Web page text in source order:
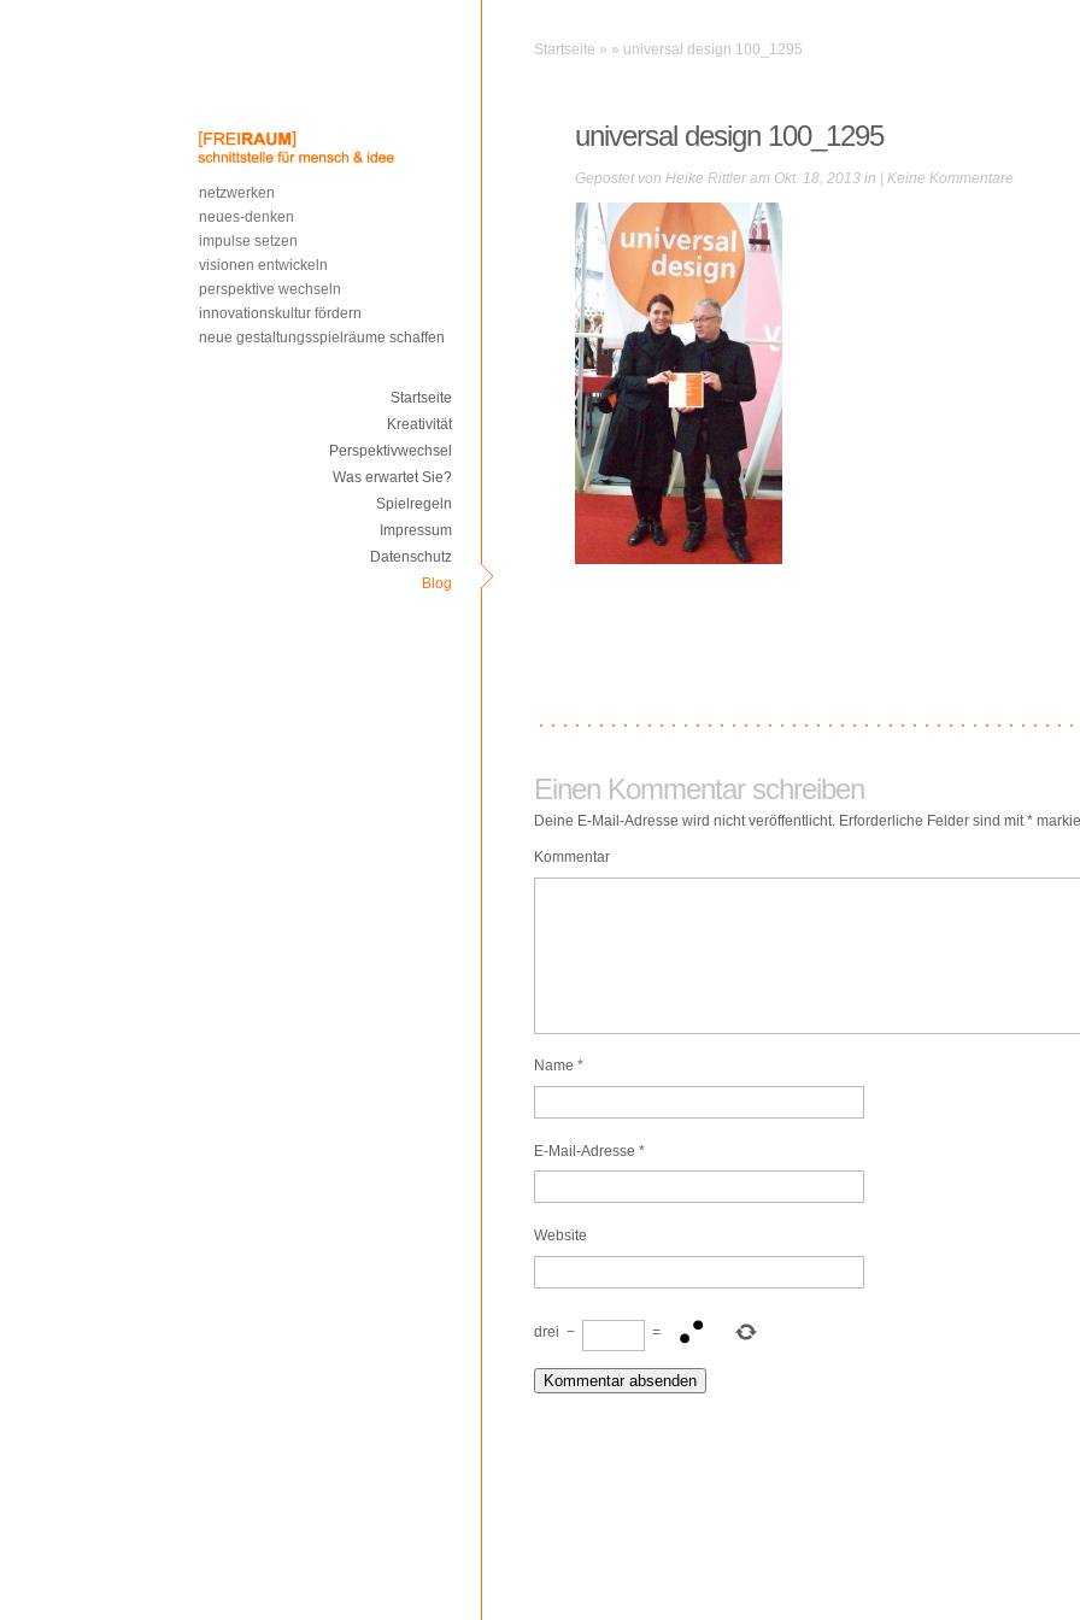
netzwerken
neues-denken
impulse setzen
visionen entwickeln
perspektive wechseln
innovationskultur fördern
neue gestaltungsspielräume schaffen
Startseite
Kreativität
Perspektivwechsel
Was erwartet Sie?
Spielregeln
Impressum
Datenschutz
Blog
Startseite » » universal design 100_1295
universal design 100_1295
Gepostet vonHeike Rittler am Okt. 18, 2013 in |Keine Kommentare
Einen Kommentar schreiben
Deine E-Mail-Adresse wird nicht veröffentlicht. Erforderliche Felder sind mit*
Kommentar
Name*
E-Mail-Adresse*
Website
drei − =